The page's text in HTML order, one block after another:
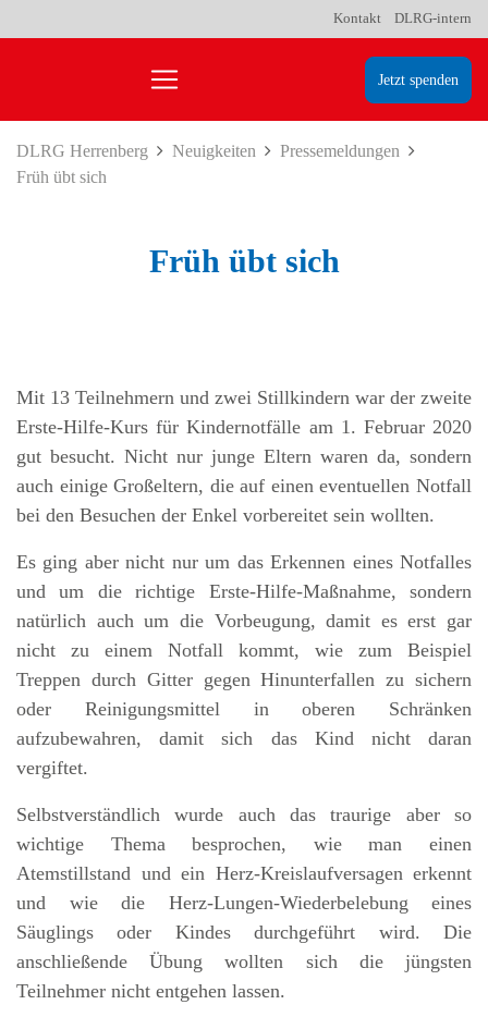
Kontakt DLRG-intern
Jetzt spenden
DLRG Herrenberg Neuigkeiten
Pressemeldungen
Früh übt sich
Früh übt sich
Mit 13 Teilnehmern und zwei Stillkindern war der zweite
Erste-Hilfe-Kurs für Kindernotfälle am 1. Februar 2020
gut besucht. Nicht nur junge Eltern waren da, sondern
auch einige Großeltern, die auf einen eventuellen Notfall
bei den Besuchen der Enkel vorbereitet sein wollten.
Es ging aber nicht nur um das Erkennen eines Notfalles
und um die richtige Erste-Hilfe-Maßnahme, sondern
natürlich auch um die Vorbeugung, damit es erst gar
nicht zu einem Notfall kommt, wie zum Beispiel
Treppen durch Gitter gegen Hinunterfallen zu sichern
oder Reinigungsmittel in oberen Schränken
aufzubewahren, damit sich das Kind nicht daran
vergiftet.
Selbstverständlich wurde auch das traurige aber so
wichtige Thema besprochen, wie man einen
Atemstillstand und ein Herz-Kreislaufversagen erkennt
und wie die Herz-Lungen-Wiederbelebung eines
Säuglings oder Kindes durchgeführt wird. Die
anschließende Übung wollten sich die jüngsten
Teilnehmer nicht entgehen lassen.